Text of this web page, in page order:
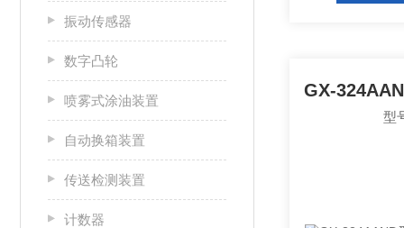
振动传感器
数字凸轮
喷雾式涂油装置
自动换箱装置
传送检测装置
计数器
型